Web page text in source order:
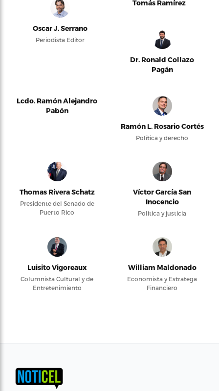
Oscar J. Serrano
Periodista Editor
Tomás Ramírez
Dr. Ronald Collazo
Pagán
Lcdo. Ramón Alejandro
Pabón
Ramón L. Rosario Cortés
Política y derecho
Thomas Rivera Schatz
Presidente del Senado de
Puerto Rico
Víctor García San
Inocencio
Política y justicia
Luisito Vigoreaux
Columnista Cultural y de
Entretenimiento
William Maldonado
Economista y Estratega
Financiero